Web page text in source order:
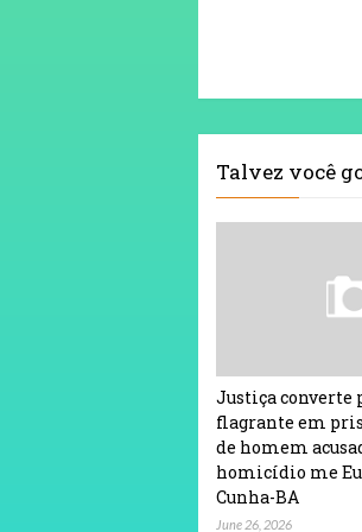
Talvez você
Justiça converte
flagrante em
de homem
homicídio me
Cunha-BA
June 26, 2026